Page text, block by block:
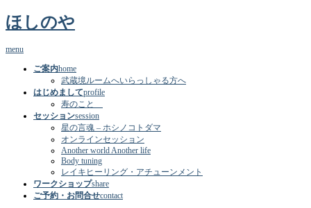
ほしのや
menu
ご案内home
武蔵境ルームへいらっしゃる方へ
はじめましてprofile
寿のこと
セッションsession
星の言魂 – ホシノコトダマ
オンラインセッション
Another world Another life
Body tuning
レイキヒーリング・アチューンメント
ワークショップshare
ご予約・お問合せcontact